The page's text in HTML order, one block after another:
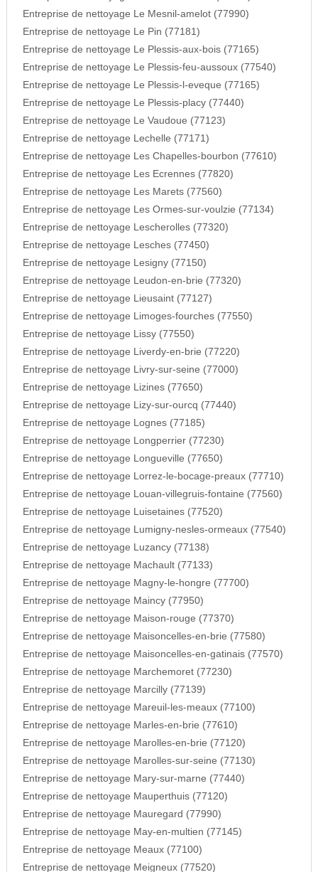
Entreprise de nettoyage Le Mesnil-amelot (77990)
Entreprise de nettoyage Le Pin (77181)
Entreprise de nettoyage Le Plessis-aux-bois (77165)
Entreprise de nettoyage Le Plessis-feu-aussoux (77540)
Entreprise de nettoyage Le Plessis-l-eveque (77165)
Entreprise de nettoyage Le Plessis-placy (77440)
Entreprise de nettoyage Le Vaudoue (77123)
Entreprise de nettoyage Lechelle (77171)
Entreprise de nettoyage Les Chapelles-bourbon (77610)
Entreprise de nettoyage Les Ecrennes (77820)
Entreprise de nettoyage Les Marets (77560)
Entreprise de nettoyage Les Ormes-sur-voulzie (77134)
Entreprise de nettoyage Lescherolles (77320)
Entreprise de nettoyage Lesches (77450)
Entreprise de nettoyage Lesigny (77150)
Entreprise de nettoyage Leudon-en-brie (77320)
Entreprise de nettoyage Lieusaint (77127)
Entreprise de nettoyage Limoges-fourches (77550)
Entreprise de nettoyage Lissy (77550)
Entreprise de nettoyage Liverdy-en-brie (77220)
Entreprise de nettoyage Livry-sur-seine (77000)
Entreprise de nettoyage Lizines (77650)
Entreprise de nettoyage Lizy-sur-ourcq (77440)
Entreprise de nettoyage Lognes (77185)
Entreprise de nettoyage Longperrier (77230)
Entreprise de nettoyage Longueville (77650)
Entreprise de nettoyage Lorrez-le-bocage-preaux (77710)
Entreprise de nettoyage Louan-villegruis-fontaine (77560)
Entreprise de nettoyage Luisetaines (77520)
Entreprise de nettoyage Lumigny-nesles-ormeaux (77540)
Entreprise de nettoyage Luzancy (77138)
Entreprise de nettoyage Machault (77133)
Entreprise de nettoyage Magny-le-hongre (77700)
Entreprise de nettoyage Maincy (77950)
Entreprise de nettoyage Maison-rouge (77370)
Entreprise de nettoyage Maisoncelles-en-brie (77580)
Entreprise de nettoyage Maisoncelles-en-gatinais (77570)
Entreprise de nettoyage Marchemoret (77230)
Entreprise de nettoyage Marcilly (77139)
Entreprise de nettoyage Mareuil-les-meaux (77100)
Entreprise de nettoyage Marles-en-brie (77610)
Entreprise de nettoyage Marolles-en-brie (77120)
Entreprise de nettoyage Marolles-sur-seine (77130)
Entreprise de nettoyage Mary-sur-marne (77440)
Entreprise de nettoyage Mauperthuis (77120)
Entreprise de nettoyage Mauregard (77990)
Entreprise de nettoyage May-en-multien (77145)
Entreprise de nettoyage Meaux (77100)
Entreprise de nettoyage Meigneux (77520)